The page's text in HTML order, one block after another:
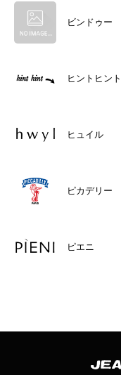
ビンドゥー
ヒントヒント
ヒュイル
ピカデリー
ピエニ